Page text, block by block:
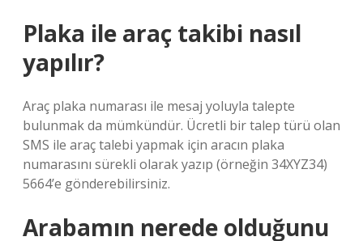
Plaka ile araç takibi nasıl
yapılır?
Araç plaka numarası ile mesaj yoluyla talepte
bulunmak da mümkündür. Ücretli bir talep türü olan
SMS ile araç talebi yapmak için aracın plaka
numarasını sürekli olarak yazıp (örneğin 34XYZ34)
5664’e gönderebilirsiniz.
Arabamın nerede olduğunu